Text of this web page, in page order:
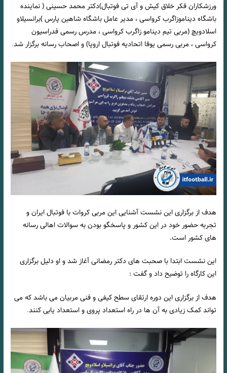
ورزشکاران فکر خلاق کیش و آی تی فوتبال)دکتر محمد حسینی ( نماینده
باشگاه دیناموزاگرب کرواسی ، مدیر عامل باشگاه شاهین پارس )برانسیلاو
اسلادویچ (مربی تیم دینامو زاگرب کرواسی ، مدرس رسمی فدراسیون
کرواسی ، مربی رسمی یوفا اتحادیه فوتبال اروپا) و اصحاب رسانه برگزار شد.
هدف از برگزاری این نشست آشنایی این مربی کروات با فوتبال ایران و
تجربه حضور خود در این کشور و پاسخگو بودن به سوالات اهالی رسانه
های کشور است.
این نشست ابتدا با صحبت های دکتر رمضانی آغاز شد و او دلیل برگزاری
این کارگاه را توضیح داد و گفت :
هدف از برگزاری این دوره ارتقای سطح کیفی و فنی مربیان می باشد که می
تواند کمک زیادی به آن ها در راه استعداد پروی و استعداد یابی کنند.